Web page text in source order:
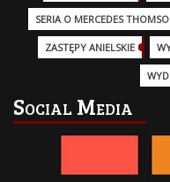
SERIA O MERCEDES
ZASTĘPY ANIELSKIE
Social Media